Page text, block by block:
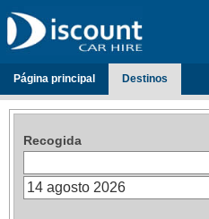
Página principal Destinos
Recogida